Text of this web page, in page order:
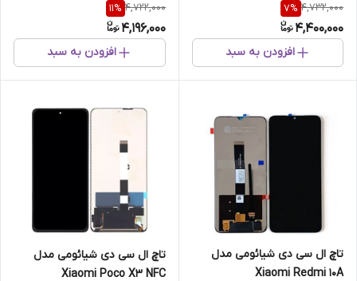
4,732,000
7%
4,400,000
افزودن به سبد
4,722,000
11%
4,196,000
افزودن به سبد
تاچ ال سی دی شیائومی مدل
Xiaomi Redmi 10A
تاچ ال سی دی شیائومی مدل
Xiaomi Poco X3 NFC